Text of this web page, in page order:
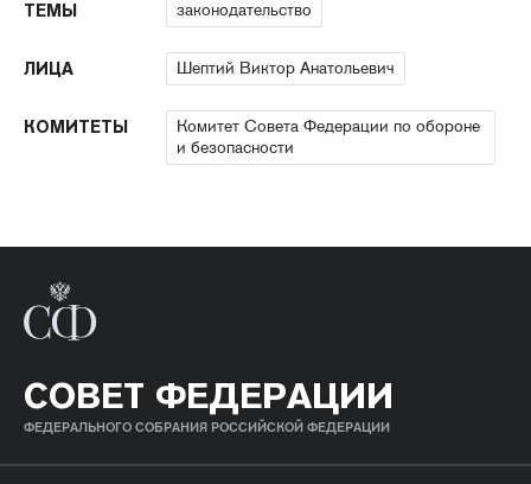
ТЕМЫ законодательство
ЛИЦА Шептий Виктор Анатольевич
КОМИТЕТЫ
Комитет Совета Федерации по обороне
и безопасности
СОВЕТ ФЕДЕРАЦИИ
ФЕДЕРАЛЬНОГО СОБРАНИЯ РОССИЙСКОЙ ФЕДЕРАЦИИ